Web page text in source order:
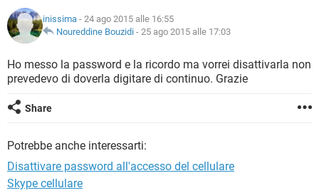
HARDWARE
INSTAGRAM
TIKTOK FACEBOOK
iOS WINDOWS 10
INSTAGRAM
TIKTOK FACEBOOK
COVID-19
INTRATTENIMENTO ANDROID
INSTAGRAM WHATSAPP
TIKTOK
GLOSSARIO
COVID-19
INTRATTENIMENTO ANDROID
INSTAGRAM
TIKTOK
HARDWARE
inissima - 24 ago 2015 alle 16:55
Noureddine Bouzidi - 25 ago 2015 alle 17:03
Ho messo la password e la ricordo ma vorrei disattivarla non
prevedevo di doverla digitare di continuo. Grazie
Share
Potrebbe anche interessarti:
Disattivare password all'accesso del cellulare
Skype cellulare